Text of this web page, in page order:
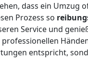
dass ein Umzug
Prozess so
Service und
professionellen
entspricht,